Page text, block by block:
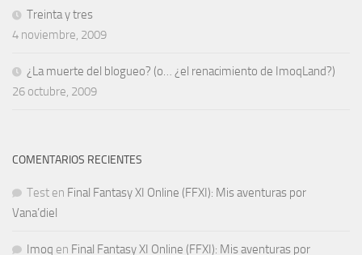
Treinta y tres
4 noviembre, 2009
¿La muerte del blogueo? (o… ¿el renacimiento de ImoqLand?)
26 octubre, 2009
COMENTARIOS RECIENTES
Test en Final Fantasy XI Online (FFXI): Mis aventuras por
Vana’diel
Imoq en Final Fantasy XI Online (FFXI): Mis aventuras por